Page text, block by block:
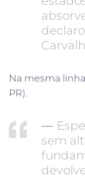
Na mesma
PR).
—
sem